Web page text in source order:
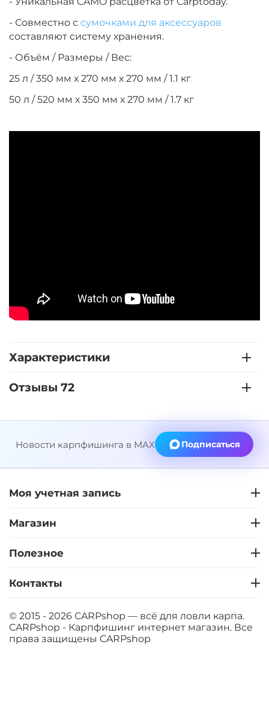
- Совместно с сумочками для аксессуаров
составляют систему хранения.
- Объём / Размеры / Вес:
25 л / 350 мм х 270 мм х 270 мм / 1.1 кг
50 л / 520 мм х 350 мм х 270 мм / 1.7 кг
Характеристики
Отзывы 72
Новости карпфишинга в MAX Подписаться
Моя учетная запись
Магазин
Полезное
Контакты
© 2015 - 2026 CARPshop — всё для ловли карпа.
CARPshop - Карпфишинг интернет магазин. Все
права защищены CARPshop